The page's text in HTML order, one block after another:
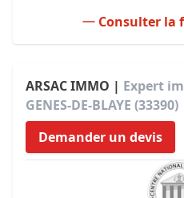
Consulter la
ARSAC IMMO | Expert
GENES-DE-BLAYE (33390)
Demander un devis